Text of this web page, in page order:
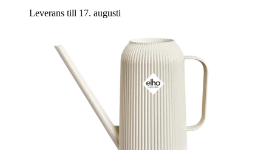
Leverans till 17. augusti